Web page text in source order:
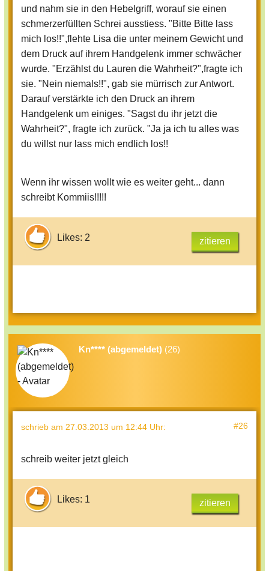
Wenn ihr wissen wollt wie es weiter
geht... dann schreibt Kommiis!!!!!
und nahm sie in den Hebelgriff, worauf sie einen
schmerzerfüllten Schrei ausstiess. "Bitte Bitte lass
mich los!!",flehte Lisa die unter meinem Gewicht und
dem Druck auf ihrem Handgelenk immer schwächer
wurde. "Erzählst du Lauren die Wahrheit?",fragte ich
sie. "Nein niemals!!", gab sie mürrisch zur Antwort.
Darauf verstärkte ich den Druck an ihrem
Handgelenk um einiges. "Sagst du ihr jetzt die
Wahrheit?", fragte ich zurück. "Ja ja ich tu alles was
du willst nur lass mich endlich los!!
Wenn ihr wissen wollt wie es weiter geht... dann
schreibt Kommiis!!!!!
Likes: 2 zitieren
Kn**** (abgemeldet) (26)
schrieb am 27.03.2013 um 12:44 Uhr: #26
schreib weiter jetzt gleich
Likes: 1 zitieren